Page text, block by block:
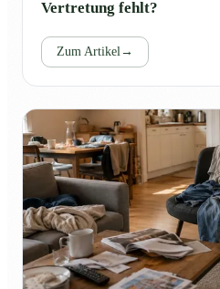
Vertretung fehlt?
Zum Artikel→